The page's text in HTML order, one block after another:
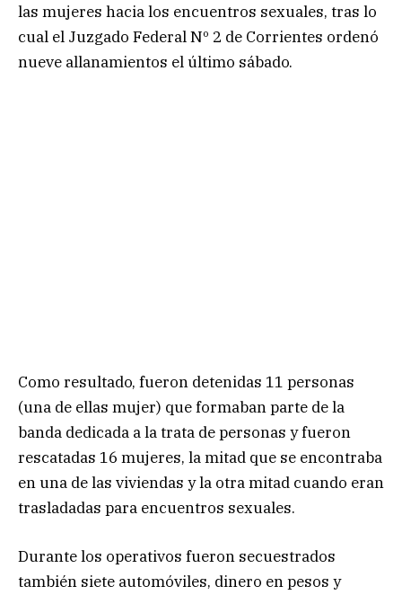
las mujeres hacia los encuentros sexuales, tras lo
cual el Juzgado Federal Nº 2 de Corrientes ordenó
nueve allanamientos el último sábado.
Como resultado, fueron detenidas 11 personas
(una de ellas mujer) que formaban parte de la
banda dedicada a la trata de personas y fueron
rescatadas 16 mujeres, la mitad que se encontraba
en una de las viviendas y la otra mitad cuando eran
trasladadas para encuentros sexuales.
Durante los operativos fueron secuestrados
también siete automóviles, dinero en pesos y